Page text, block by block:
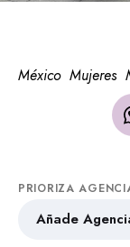
México Mujeres
PRIORIZA
Añade